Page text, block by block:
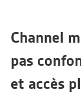
Channel
pas
et accès